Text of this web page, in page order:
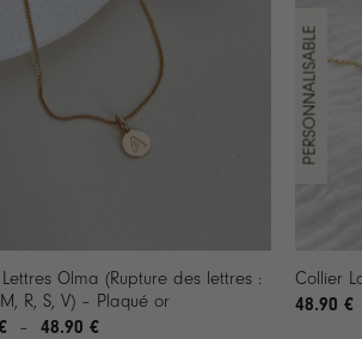
Olma (Rupture des lettres :
R, S, V) – Plaqué or
– 48.90 €Plage
Collier
48.90 €